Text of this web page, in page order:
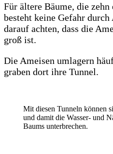
Für ältere Bäume, die
besteht keine Gefahr
darauf achten, dass die
groß ist.
Die Ameisen umlagern
graben dort ihre Tunnel.
Mit diesen Tunneln können
und damit die Wasser- und
Baums unterbrechen.